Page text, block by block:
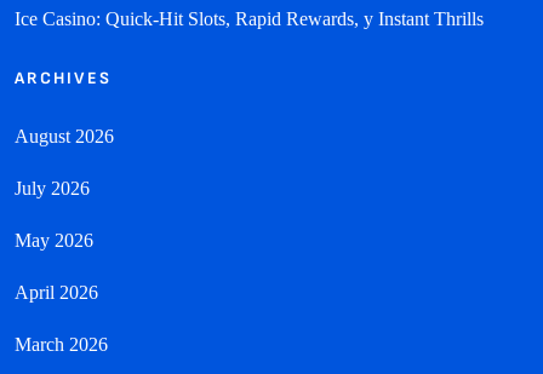
Ice Casino: Quick‑Hit Slots, Rapid Rewards, y Instant Thrills
ARCHIVES
August 2026
July 2026
May 2026
April 2026
March 2026